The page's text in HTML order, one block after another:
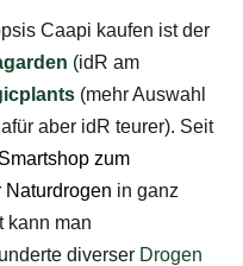
Caapi kaufen ist der
(idR am
(mehr Auswahl
aber idR teurer). Seit
Smartshop zum
Naturdrogen in ganz
kann man
diverser Drogen